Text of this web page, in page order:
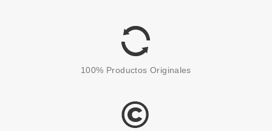
30.71€
100% Productos Originales